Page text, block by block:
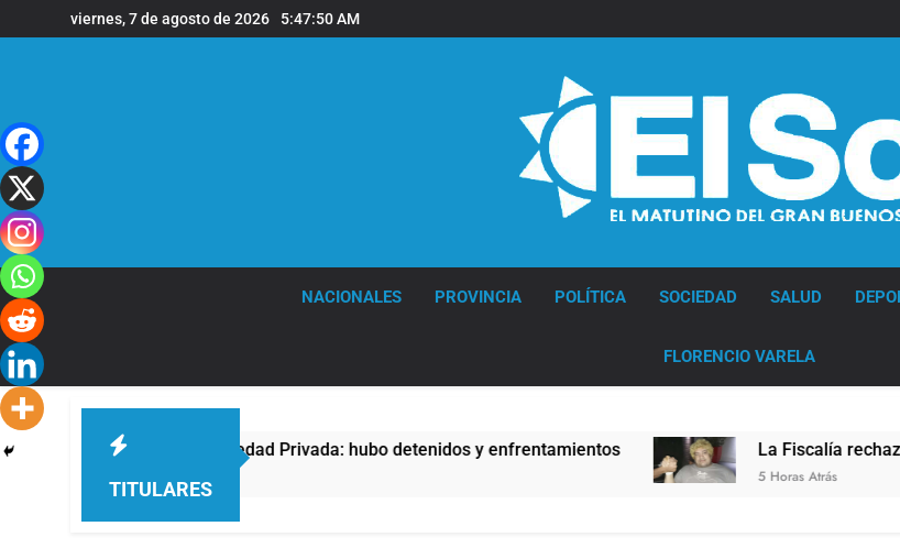
al
viernes, 7 de agosto de 2026 5:47:51 AM
NACIONALES PROVINCIA POLÍTICA SOCIEDAD SALUD
FLORENCIO VARELA
TITULARES
la Ley de Propiedad Privada: hubo detenidos y enfrentamientos La Fiscalía rechazó el
5 Horas Atrás